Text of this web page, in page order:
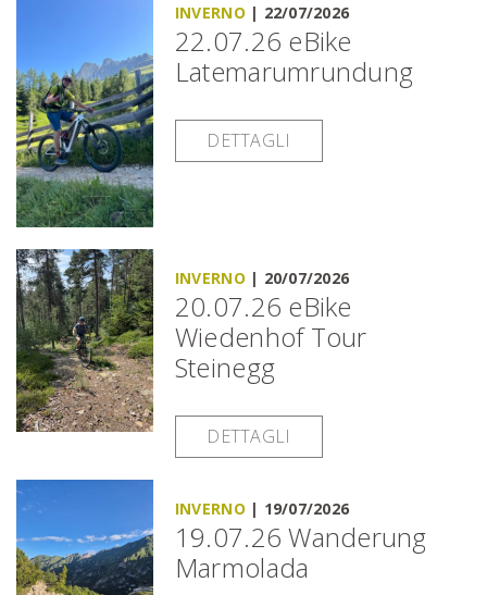
INVERNO | 22/07/2026
22.07.26 eBike
Latemarumrundung
DETTAGLI
INVERNO | 20/07/2026
20.07.26 eBike
Wiedenhof Tour
Steinegg
DETTAGLI
INVERNO | 19/07/2026
19.07.26 Wanderung
Marmolada